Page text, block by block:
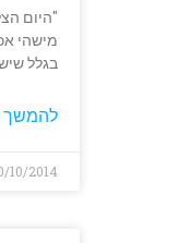
"היום
מישהי
בגלל
להמשך
10/2014